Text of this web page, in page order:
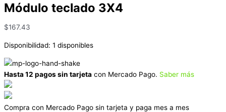
Módulo teclado 3X4
$167.43
Disponibilidad: 1 disponibles
Hasta 12 pagos sin tarjeta con Mercado Pago. Saber más
Compra con Mercado Pago sin tarjeta y paga mes a mes